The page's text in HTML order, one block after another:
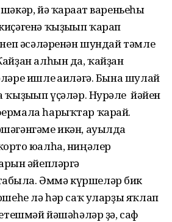
йә ҡарағат вареньеһы
ҡыҙығып ҡарап
әсәләренән шундай тәмле
алһын да, ҡайҙан
ишле ғаиләгә. Бына шулай
ҡыҙығып үҫәләр. Нурғәле йәйен
һарыҡтар ҡарай.
икән, ауылда
юғалһа, ниңәлер
ғәйепләргә
Әммә күршеләр бик
лә һәр саҡ уларҙы яҡлап
йәшәһәләр ҙә, саф